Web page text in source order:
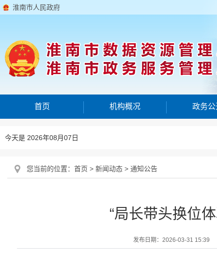
淮南市人民政府
首页 机构概况 政务公
今天是 2026年08月07日
您当前的位置： 首页 > 新闻动态 > 通知公告
“局长带头换位
发布日期：2026-03-31 15:39